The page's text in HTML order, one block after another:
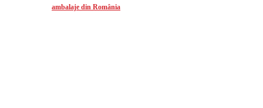
ambalaje din România